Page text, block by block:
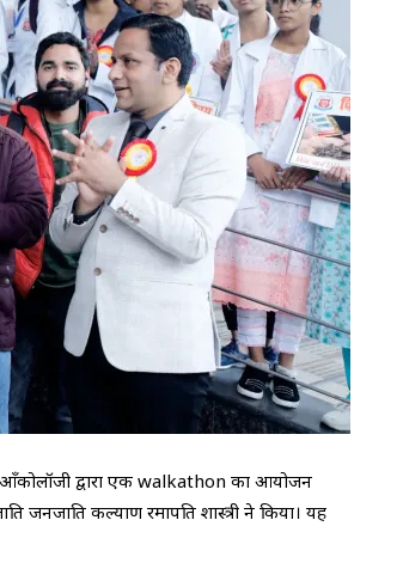
ऑंकोलॉजी द्वारा एक walkathon का आयोजन
जनजाति कल्याण रमापति शास्त्री ने किया। यह